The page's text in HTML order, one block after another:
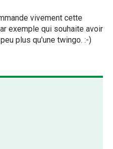
vivement cette
exemple qui souhaite avoir
plus qu'une twingo. :-)